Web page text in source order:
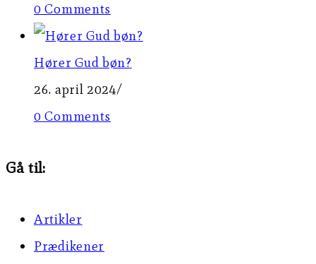
0 Comments
Hører Gud bøn?
26. april 2024/
0 Comments
Gå til:
Artikler
Prædikener